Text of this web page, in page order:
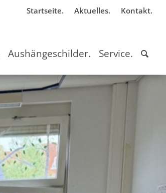
Startseite. Aktuelles. Kontakt.
Aushängeschilder. Service.